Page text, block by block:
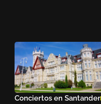
Conciertos en Santander